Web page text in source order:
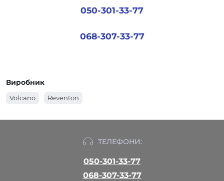
050-301-33-77
068-307-33-77
Виробник
Volcano Reventon
ТЕЛЕФОНИ:
050-301-33-77
068-307-33-77